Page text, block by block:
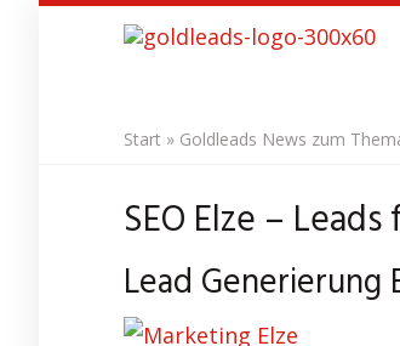
Start » Goldleads News zum
SEO Elze –
Lead